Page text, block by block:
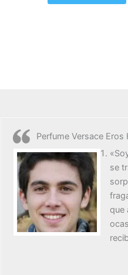
Perfume Versace Eros
se
que